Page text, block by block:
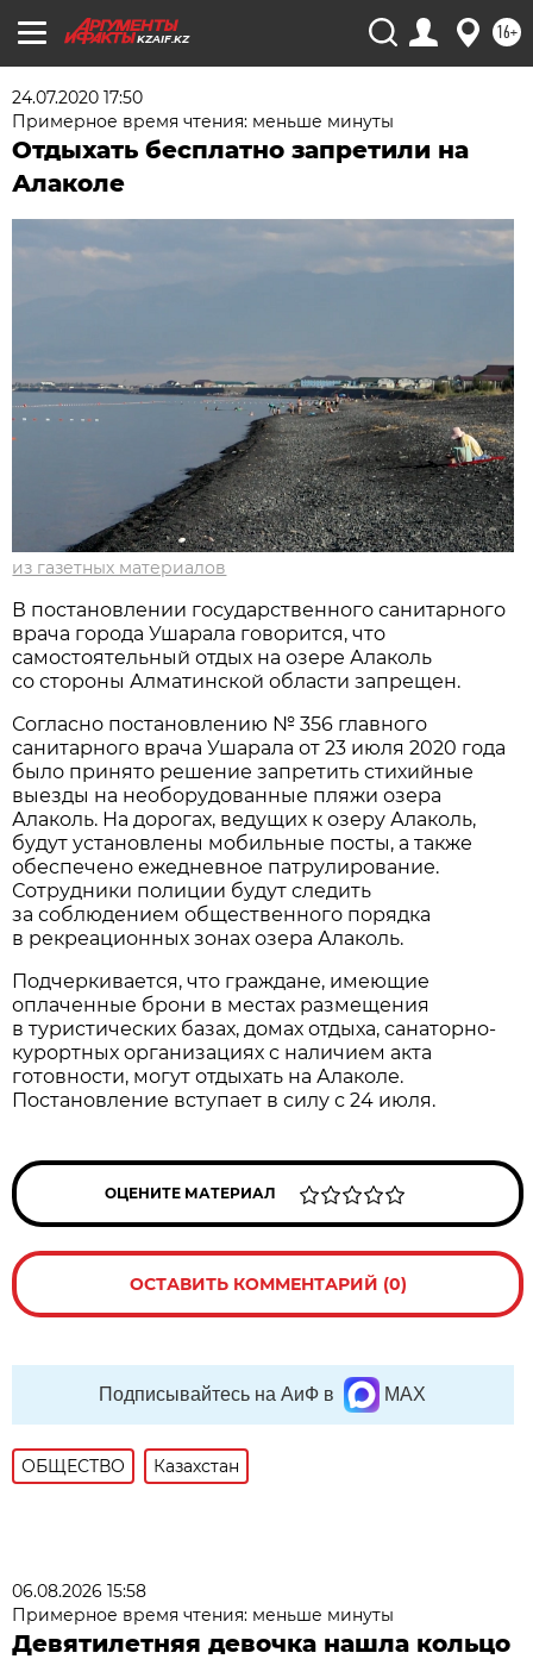
KZAIF.KZ 16+
24.07.2020 17:50
Примерное время чтения: меньше минуты
Отдыхать бесплатно запретили на
Алаколе
из газетных материалов
В постановлении государственного санитарного
врача города Ушарала говорится, что
самостоятельный отдых на озере Алаколь
со стороны Алматинской области запрещен.
Согласно постановлению № 356 главного
санитарного врача Ушарала от 23 июля 2020 года
было принято решение запретить стихийные
выезды на необорудованные пляжи озера
Алаколь. На дорогах, ведущих к озеру Алаколь,
будут установлены мобильные посты, а также
обеспечено ежедневное патрулирование.
Сотрудники полиции будут следить
за соблюдением общественного порядка
в рекреационных зонах озера Алаколь.
Подчеркивается, что граждане, имеющие
оплаченные брони в местах размещения
в туристических базах, домах отдыха, санаторно-
курортных организациях с наличием акта
готовности, могут отдыхать на Алаколе.
Постановление вступает в силу с 24 июля.
ОЦЕНИТЕ МАТЕРИАЛ
ОСТАВИТЬ КОММЕНТАРИЙ (0)
Подписывайтесь на АиФ в MAX
ОБЩЕСТВО Казахстан
06.08.2026 15:58
Примерное время чтения: меньше минуты
Девятилетняя девочка нашла кольцо